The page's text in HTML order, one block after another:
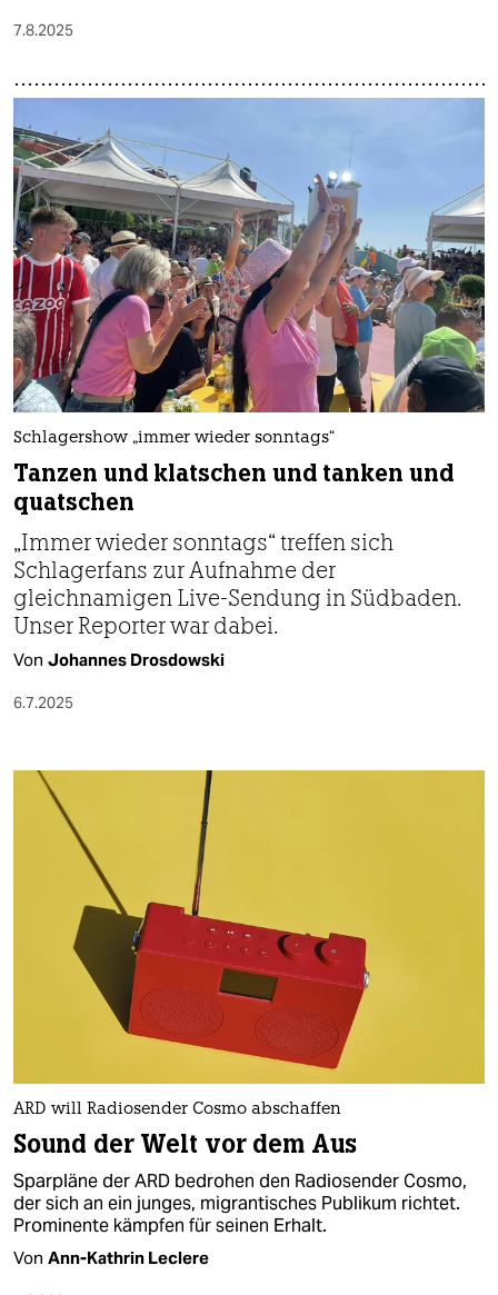
7.8.2025
Schlagershow „immer wieder sonntags“
Tanzen und klatschen und tanken und
quatschen
„Immer wieder sonntags“ treffen sich
Schlagerfans zur Aufnahme der
gleichnamigen Live-Sendung in Südbaden.
Unser Reporter war dabei.
Von Johannes Drosdowski
6.7.2025
ARD will Radiosender Cosmo abschaffen
Sound der Welt vor dem Aus
Sparpläne der ARD bedrohen den Radiosender Cosmo,
der sich an ein junges, migrantisches Publikum richtet.
Prominente kämpfen für seinen Erhalt.
Von Ann-Kathrin Leclere